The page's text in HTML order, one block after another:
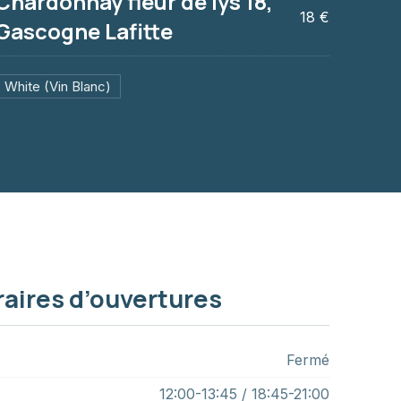
lys 18, Gascogne Lafitte
Lafitte
18 €
White (Vin Blanc)
d’ouvertures
Fermé
12:00-13:45 / 18:45-21:00